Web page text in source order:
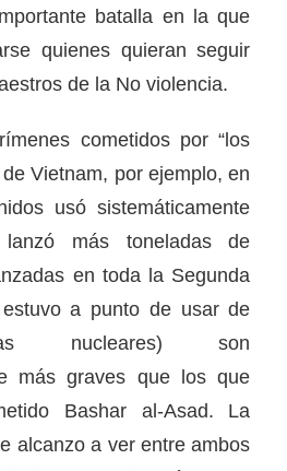
batalla en la que
quienes quieran seguir
de la No violencia.
cometidos por “los
Vietnam, por ejemplo, en
usó sistemáticamente
lanzó más toneladas de
en toda la Segunda
a punto de usar de
nucleares) son
más graves que los que
Bashar al-Asad. La
alcanzo a ver entre ambos